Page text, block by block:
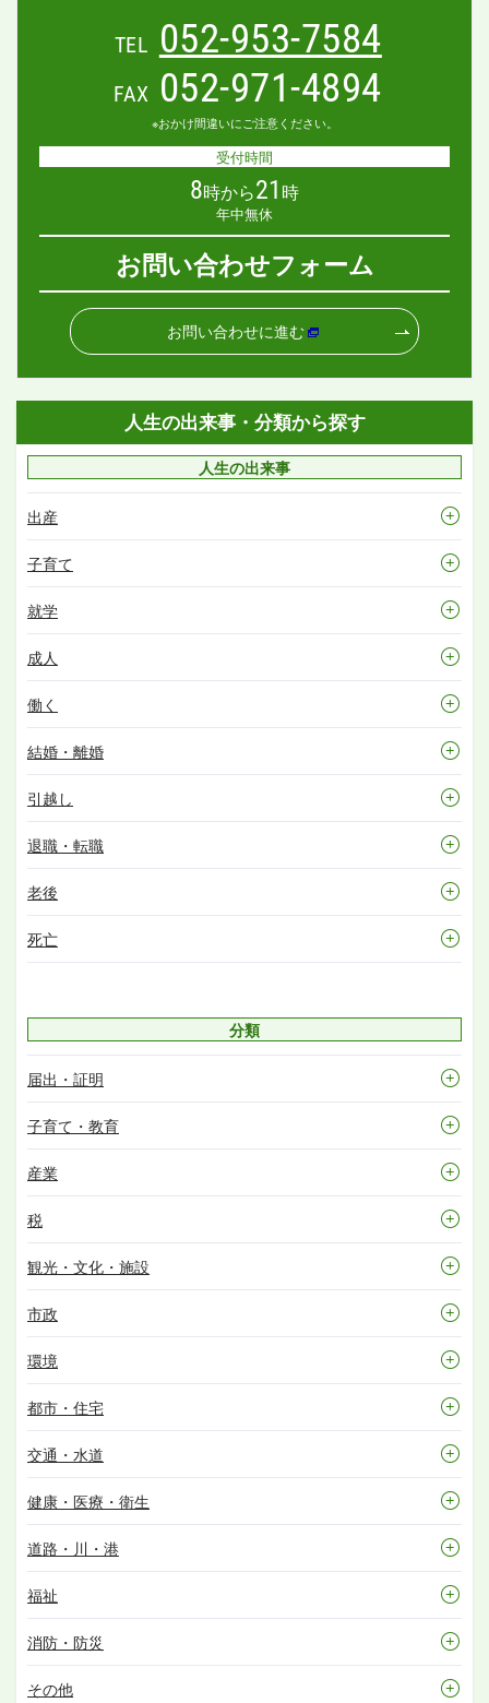
TEL 052-953-7584
FAX 052-971-4894
※おかけ間違いにご注意ください。
受付時間
8時から21 時
年中無休
お問い合わせフォーム
お問い合わせに進む
人生の出来事・分類から探す
人生の出来事
出産
子育て
就学
成人
働く
結婚・離婚
引越し
退職・転職
老後
死亡
分類
届出・証明
子育て・教育
産業
税
観光・文化・施設
市政
環境
都市・住宅
交通・水道
健康・医療・衛生
道路・川・港
福祉
消防・防災
その他